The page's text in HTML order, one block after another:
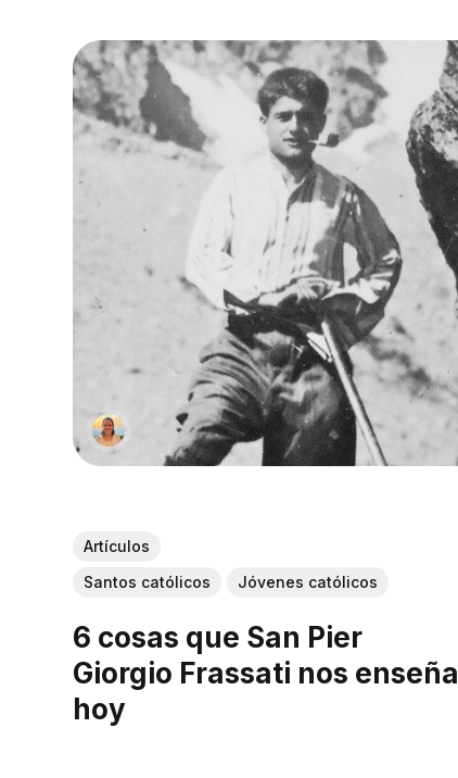
Artículos
Santos católicos
Jóvenes católicos
6 cosas que San Pier
Giorgio Frassati nos enseña
hoy